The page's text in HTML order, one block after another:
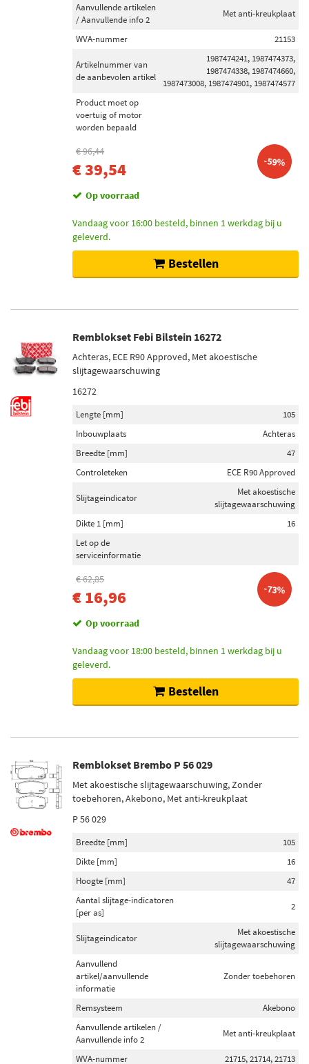
Aanvullende artikelen
/ Aanvullende info 2
Met anti-kreukplaat
WVA-nummer 21153
Artikelnummer van
de aanbevolen artikel
1987474241, 1987474373,
1987474338, 1987474660,
1987473008, 1987474901, 1987474577
Product moet op
voertuig of motor
worden bepaald
€ 96,44
€ 39,54 -59%
Op voorraad
Vandaag voor 16:00 besteld, binnen 1 werkdag bij u
geleverd.
Bestellen
Remblokset Febi Bilstein 16272
Achteras, ECE R90 Approved, Met akoestische
slijtagewaarschuwing
16272
Lengte [mm]
105
Inbouwplaats
Achteras
Breedte [mm]
47
Controleteken
ECE R90 Approved
Slijtageindicator
Met akoestische
slijtagewaarschuwing
Dikte 1 [mm]
16
Let op de
serviceinformatie
€ 62,85
€ 16,96 -73%
Op voorraad
Vandaag voor 18:00 besteld, binnen 1 werkdag bij u
geleverd.
Bestellen
Remblokset Brembo P 56 029
Met akoestische slijtagewaarschuwing, Zonder
toebehoren, Akebono, Met anti-kreukplaat
P 56 029
Breedte [mm]
105
Dikte [mm]
16
Hoogte [mm]
47
Aantal slijtage-indicatoren
[per as]
2
Slijtageindicator
Met akoestische
slijtagewaarschuwing
Aanvullend
artikel/aanvullende
informatie
Zonder toebehoren
Remsysteem
Akebono
Aanvullende artikelen /
Aanvullende info 2
Met anti-kreukplaat
WVA-nummer 21715, 21714, 21713